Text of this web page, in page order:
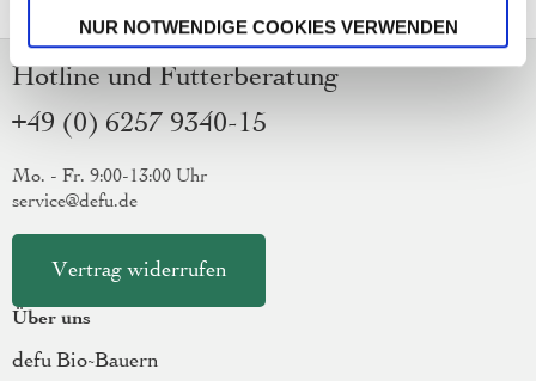
NUR NOTWENDIGE COOKIES VERWENDEN
Hotline und Futterberatung
+49 (0) 6257 9340-15
Mo. - Fr. 9:00-13:00 Uhr
service@defu.de
Vertrag widerrufen
Über uns
defu Bio-Bauern